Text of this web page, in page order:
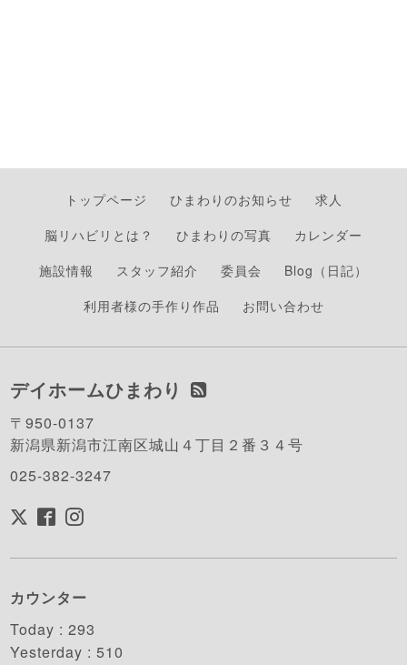
トップページ ひまわりのお知らせ
求人
脳リハビリとは？
ひまわりの写真
カレンダー
施設情報
スタッフ紹介 委員会
Blog（日記）
利用者様の手作り作品
お問い合わせ
デイホームひまわり
〒950-0137
新潟県新潟市江南区城山４丁目２番３４号
025-382-3247
カウンター
Today :293
Yesterday :510